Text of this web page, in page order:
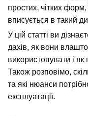
простих, чітких
вписується в такий
У цій статті ви
дахів, як вони
використовувати і
Також розповімо,
та які нюанси
експлуатації.